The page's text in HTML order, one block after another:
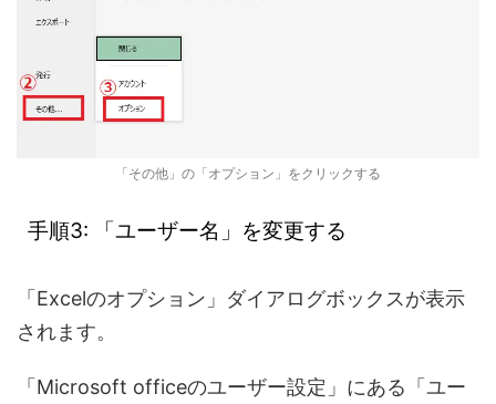
「その他」の「オプション」をクリックする
手順3: 「ユーザー名」を変更する
「Excelのオプション」ダイアログボックスが表示
されます。
「Microsoft officeのユーザー設定」にある「ユー